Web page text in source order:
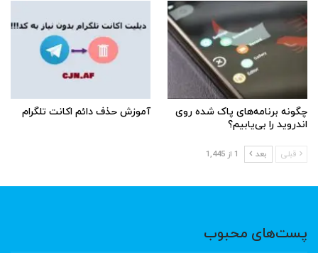
چگونه برنامه‌های پاک شده روی
اندروید را بی‌یابیم؟
آموزش حذف دائم اکانت تلگرام
قبلی بعد 1 از 1,445
پست‌های محبوب